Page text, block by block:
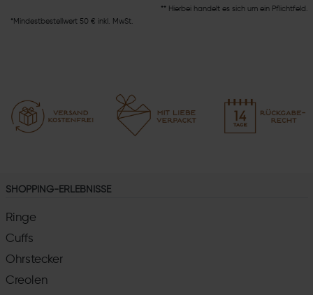
** Hierbei handelt es sich um ein Pflichtfeld.
*Mindestbestellwert 50 € inkl. MwSt.
SHOPPING-ERLEBNISSE
Ringe
Cuffs
Ohrstecker
Creolen